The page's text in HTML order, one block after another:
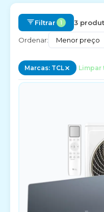
Filtrar 1 3
Ordenar:
Marcas: TCL Limpar